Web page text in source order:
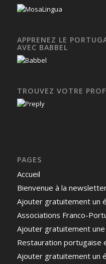
APPRENEZ LE
AVEC BABBEL
TROUVEZ VOTRE
PAGES
Accueil
Bienvenue à la
Ajouter gratuitement un
Associations Franco-
Ajouter gratuitement
Restauration portugaise
Ajouter gratuitement un